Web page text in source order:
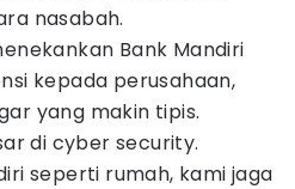
nasabah.
Bank Mandiri
kepada perusahaan,
yang makin tipis.
di cyber security.
seperti rumah, kami jaga